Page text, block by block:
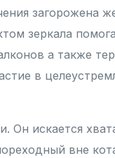
загорожена
зеркала
а также
в
Он искается
вне